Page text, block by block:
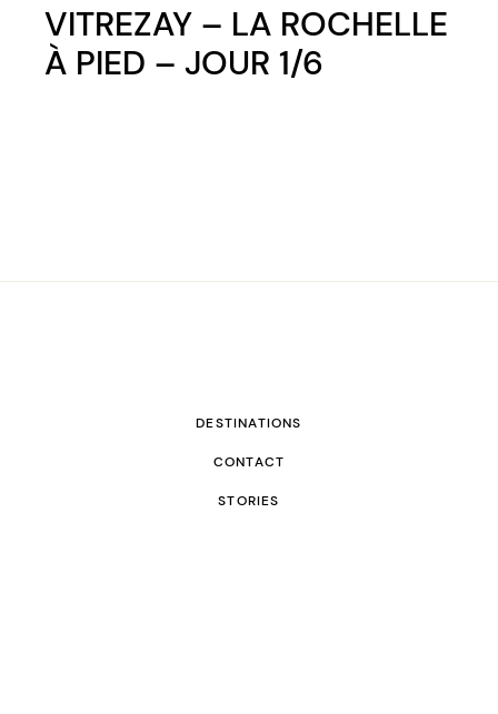
VITREZAY – LA ROCHELLE
À PIED – JOUR 1/6
DESTINATIONS
CONTACT
STORIES